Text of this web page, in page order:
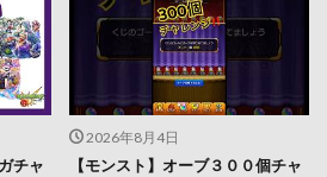
チャ
2026年8月4日
【モンスト】オーブ３００個チャ